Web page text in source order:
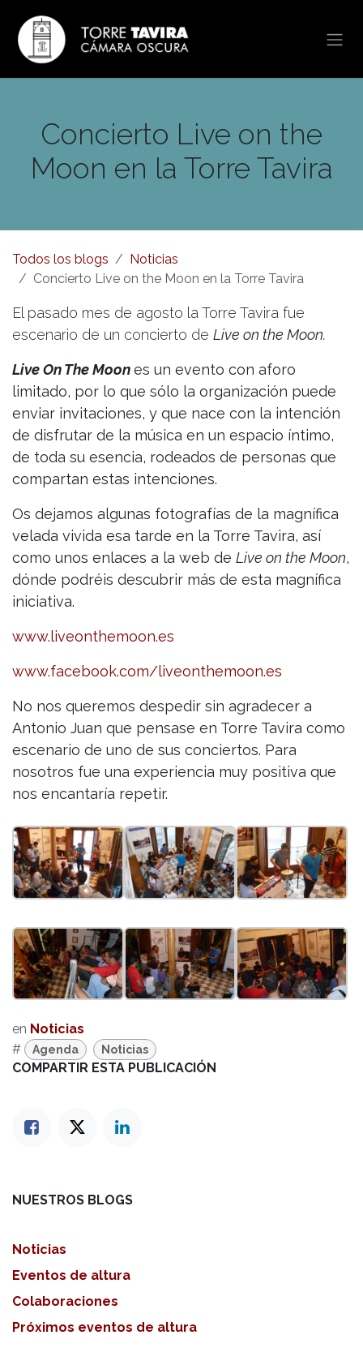
Concierto Live on the
Moon en la Torre Tavira
Todos los blogs
Noticias
Concierto Live on the Moon en la Torre Tavira
El pasado mes de agosto la Torre Tavira fue
escenario de un concierto de Live on the Moon.
Live On The Moones un evento con aforo
limitado, por lo que sólo la organización puede
enviar invitaciones, y que nace con la intención
de disfrutar de la música en un espacio íntimo,
de toda su esencia, rodeados de personas que
compartan estas intenciones.
Os dejamos algunas fotografías de la magnífica
velada vivida esa tarde en la Torre Tavira, así
como unos enlaces a la web de Live on the Moon,
dónde podréis descubrir más de esta magnífica
iniciativa.
www.liveonthemoon.es
www.facebook.com/liveonthemoon.es
No nos queremos despedir sin agradecer a
Antonio Juan que pensase en Torre Tavira como
escenario de uno de sus conciertos. Para
nosotros fue una experiencia muy positiva que
nos encantaría repetir.
en Noticias
#
Agenda Noticias
COMPARTIR ESTA PUBLICACIÓN
NUESTROS BLOGS
Noticias
Eventos de altura
Colaboraciones
Próximos eventos de altura